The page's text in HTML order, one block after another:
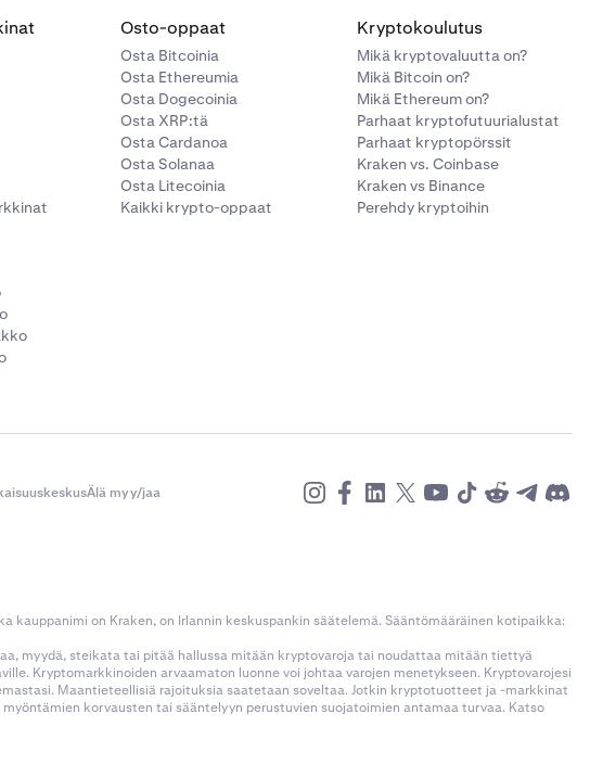
Osto-oppaat
Osta Bitcoinia
Osta Ethereumia
Osta Dogecoinia
Osta XRP:tä
Osta Cardanoa
Osta Solanaa
Osta Litecoinia
Kaikki krypto-oppaat
Kryptokoulutus
Mikä kryptovaluutta on?
Mikä Bitcoin on?
Mikä Ethereum on?
Parhaat kryptofutuurialustat
Parhaat kryptopörssit
Kraken vs. Coinbase
Kraken vs Binance
Perehdy kryptoihin
Älä myy/jaa
kauppanimi on Kraken, on Irlannin keskuspankin säätelemä. Sääntömääräinen kotipaikka:
myydä, steikata tai pitää hallussa mitään kryptovaroja tai noudattaa mitään tiettyä
Kryptomarkkinoiden arvaamaton luonne voi johtaa varojen menetykseen. Kryptovarojesi
Maantieteellisiä rajoituksia saatetaan soveltaa. Jotkin kryptotuotteet ja -markkinat
korvausten tai sääntelyyn perustuvien suojatoimien antamaa turvaa. Katso